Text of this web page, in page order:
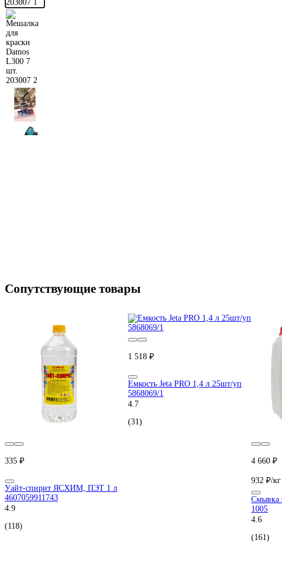
Сопутствующие товары
335 ₽
Уайт-спирит ЯСХИМ, ПЭТ 1 л
4607059911743
4.9
(118)
1 518 ₽
Емкость Jeta PRO 1,4 л 25шт/уп
5868069/1
4.7
(31)
4 660 ₽
932 ₽/кг
Смывка
1005
4.6
(161)